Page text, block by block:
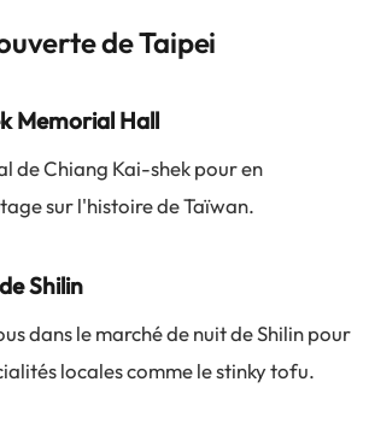
de Taipei
Memorial Hall
de Chiang Kai-shek pour en
sur l'histoire de Taïwan.
Shilin
dans le marché de nuit de Shilin pour
locales comme le stinky tofu.